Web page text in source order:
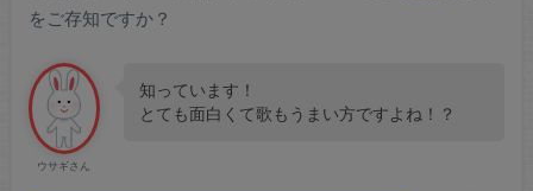
をご存知ですか？
ウサギさん
知っています！
とても面白くて歌もうまい方ですよね！？